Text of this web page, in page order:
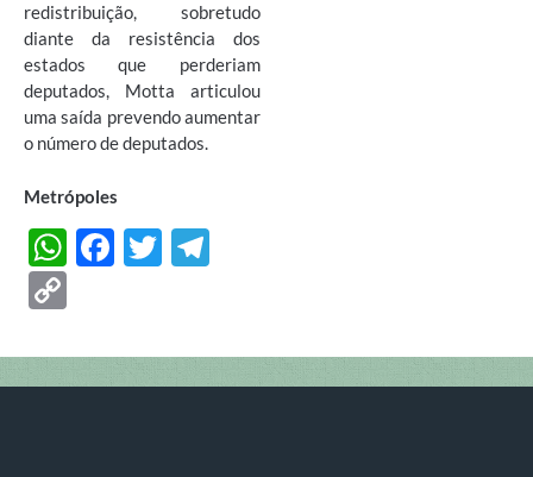
redistribuição, sobretudo
diante da resistência dos
estados que perderiam
deputados, Motta articulou
uma saída prevendo aumentar
o número de deputados.
Metrópoles
W
s
A
F
b
o
T
er gr
a
p